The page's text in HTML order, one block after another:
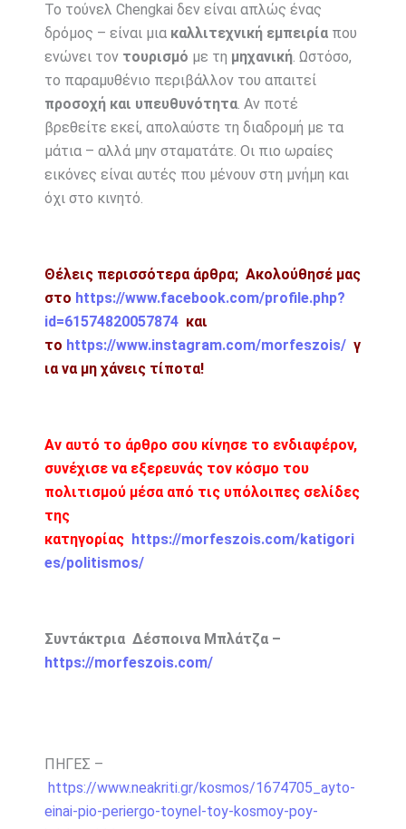
Το τούνελ Chengkai δεν είναι απλώς ένας
δρόμος – είναι μια καλλιτεχνική εμπειρίαπου
ενώνει τον τουρισμό με τη μηχανική. Ωστόσο,
το παραμυθένιο περιβάλλον του απαιτεί
προσοχή και υπευθυνότητα. Αν ποτέ
βρεθείτε εκεί, απολαύστε τη διαδρομή με τα
μάτια – αλλά μην σταματάτε. Οι πιο ωραίες
εικόνες είναι αυτές που μένουν στη μνήμη και
όχι στο κινητό.
Θέλεις περισσότερα άρθρα; Ακολούθησέ μας
στο https://www.facebook.com/profile.php?
id=61574820057874 και
το https://www.instagram.com/morfeszois/ γ
ια να μη χάνεις τίποτα!
Αν αυτό το άρθρο σου κίνησε το ενδιαφέρον,
συνέχισε να εξερευνάς τον κόσμο του
πολιτισμού μέσα από τις υπόλοιπες σελίδες
της
κατηγορίας https://morfeszois.com/katigori
es/politismos/
Συντάκτρια Δέσποινα Μπλάτζα –
https://morfeszois.com/
ΠΗΓΕΣ –
https://www.neakriti.gr/kosmos/1674705_ayto-
einai-pio-periergo-toynel-toy-kosmoy-poy-